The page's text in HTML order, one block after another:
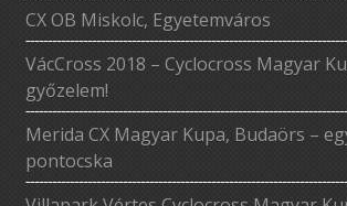
CX OB Miskolc, Egyetemváros
VácCross 2018 – Cyclocross Magyar
győzelem!
Merida CX Magyar Kupa, Budaörs –
pontocska